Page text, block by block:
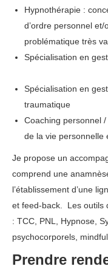
Hypnothérapie :
d’ordre personnel
problématique très
Spécialisation en
Spécialisation en
traumatique
Coaching personnel
de la vie personnelle
Je propose un
comprend une
l’établissement d’une
et feed-back. Les outils
: TCC, PNL, Hypnose,
psychocorporels,
Prendre